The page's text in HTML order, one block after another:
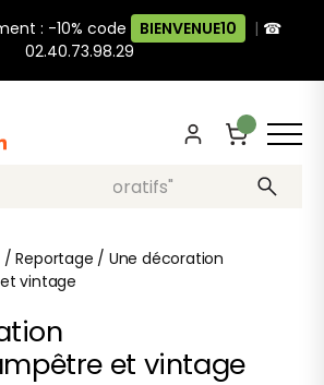
: -10% code BIENVENUE10 | ☎
02.40.73.98.29
ex: "pots décoratifs"
/Reportage / Une décoration
vintage
et vintage